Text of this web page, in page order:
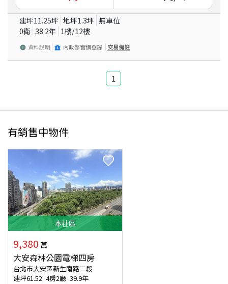
建坪11.25坪 地坪1.3坪 無車位
0衛 38.2年 1樓/12樓
資料說明 內政部實價登錄 交易備註
1
有銷售中物件
本社區
9,380 萬
大安森林公園電梯四房
台北市大安區新生南路二段
建坪61.52 4房2廳 39.9年